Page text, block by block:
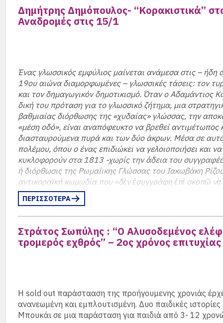
Χώρος: Κεντρική Σκηνή | Κτήριο Τσίλλερ
Δημήτρης Δημόπουλος- “Κορακιστικά”
Αναδρομές στις 15/1
Ένας γλωσσικός εμφύλιος μαίνεται ανάμεσα στις – ήδη
19ου αιώνα διαμορφωμένες – γλωσσικές τάσεις: τον
και τον δημαγωγικόν δημοτικισμό. Όταν ο Αδαμάντιος
δική του πρόταση για το γλωσσικό ζήτημα, μια
βαθμιαίας διόρθωσης της «χυδαίας» γλώσσας, την
«μέση οδό», είναι αναπόφευκτο να βρεθεί αντιμέτωπος
διασταυρούμενα πυρά και των δύο άκρων. Μέσα σε αυτό
πολέμου, όπου ο ένας επιδιώκει να γελοιοποιήσει και
κυκλοφορούν στα 1813 -χωρίς την άδεια του
ή διόρθωσις της Ρωμαίικης Γλώσσας του Ιακωβάκη
αντικοραϊκή κωμωδία που «δὲν ἐσυγγράφη ἐπὶ σκοπῷ
τὴν ὑπόληψιν τοῦ σοφοῦ Κοραῆ, ἀλλ᾽ ἐπλάσθη ὡς
ἰδιαιτέρων τινῶν φίλων μου». Στις μέρες μας, το
να έχει λυθεί, υπάρχουν όμως ακόμα υπερασπιστές
ελληνικής γλώσσας, όχι απαραίτητα για
Δημήτρης Δημόπουλος προτείνει μια ανάγνωση των
πρωταγωνιστεί το συνονθύλευμα λόγων του έργου, της
σκηνικό πόνημα.
Πέμπτη 15 Ιανουαρίου | Κορακιστικά του Ιάκωβου
ΠΕΡΙΣΣΟΤΕΡΑ
Στράτος Σωπύλης : “Ο Αλυσοδεμένος
τρομερός εχθρός” – 2ος χρόνος επιτυχίας
Η sold out παράστααση της προήγουμενης χρονιάς
ανανεωμένη και εμπλουτισμένη. Δυο παιδικές
Μπουκάι σε μια παράσταση για παιδιά από 3- 12